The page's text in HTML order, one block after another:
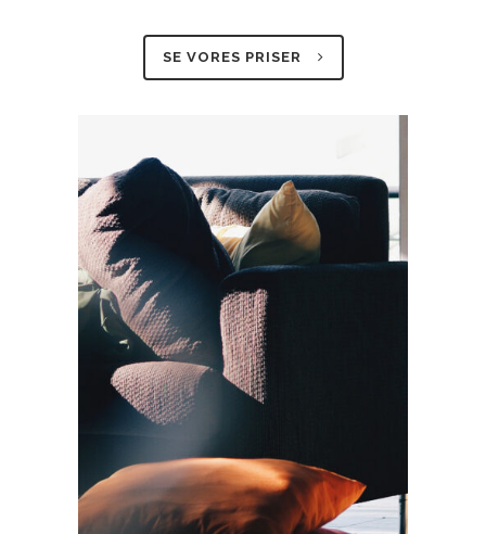
SE VORES PRISER